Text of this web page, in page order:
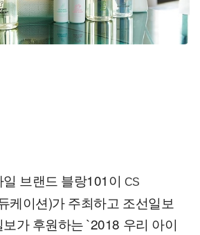
일 브랜드 블랑101이CS
케이션)가 주최하고 조선일보
가 후원하는 `2018 우리 아이